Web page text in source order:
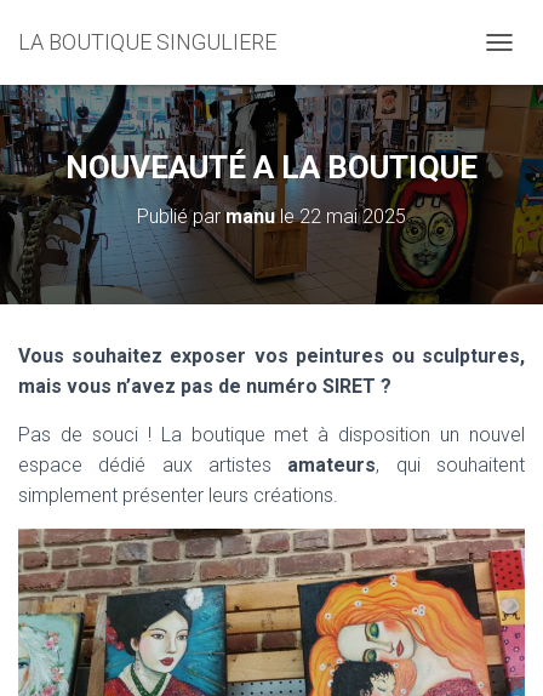
LA BOUTIQUE SINGULIERE
É
P
I
E
A
G
I
N
NOUVEAUTÉ A LA BOUTIQUE
Publié parmanule22 mai 2025
Vous souhaitez exposer vos peintures ou sculptures,
mais vous n’avez pas de numéro SIRET ?
Pas de souci ! La boutique met à disposition un nouvel
espace dédié aux artistes amateurs, qui souhaitent
simplement présenter leurs créations.